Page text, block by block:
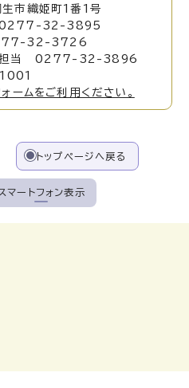
市織姫町1番1号
0277-32-3895
32-3726
担当 0277-32-3896
ームをご利用ください。
トップページへ戻る
マートフォン表示